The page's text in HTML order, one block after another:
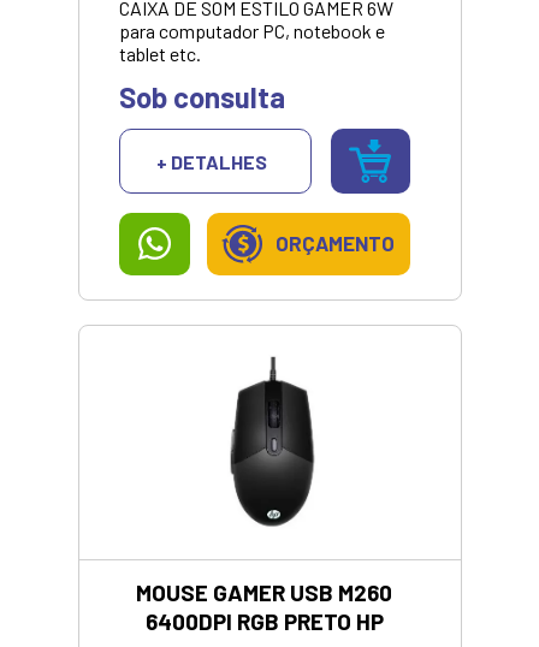
CAIXA DE SOM ESTILO GAMER 6W
para computador PC, notebook e
tablet etc.
Sob consulta
+ DETALHES
ORÇAMENTO
MOUSE GAMER USB M260
6400DPI RGB PRETO HP